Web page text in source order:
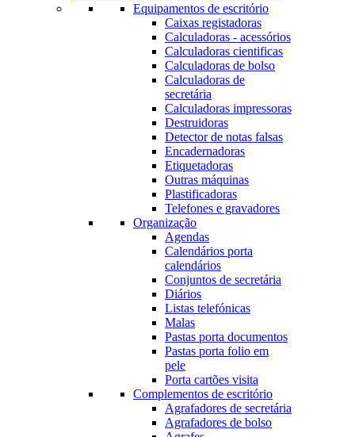
Equipamentos de escritório
Caixas registadoras
Calculadoras - acessórios
Calculadoras cientificas
Calculadoras de bolso
Calculadoras de
secretária
Calculadoras impressoras
Destruidoras
Detector de notas falsas
Encadernadoras
Etiquetadoras
Outras máquinas
Plastificadoras
Telefones e gravadores
Organização
Agendas
Calendários porta
calendários
Conjuntos de secretária
Diários
Listas telefónicas
Malas
Pastas porta documentos
Pastas porta folio em
pele
Porta cartões visita
Complementos de escritório
Agrafadores de secretária
Agrafadores de bolso